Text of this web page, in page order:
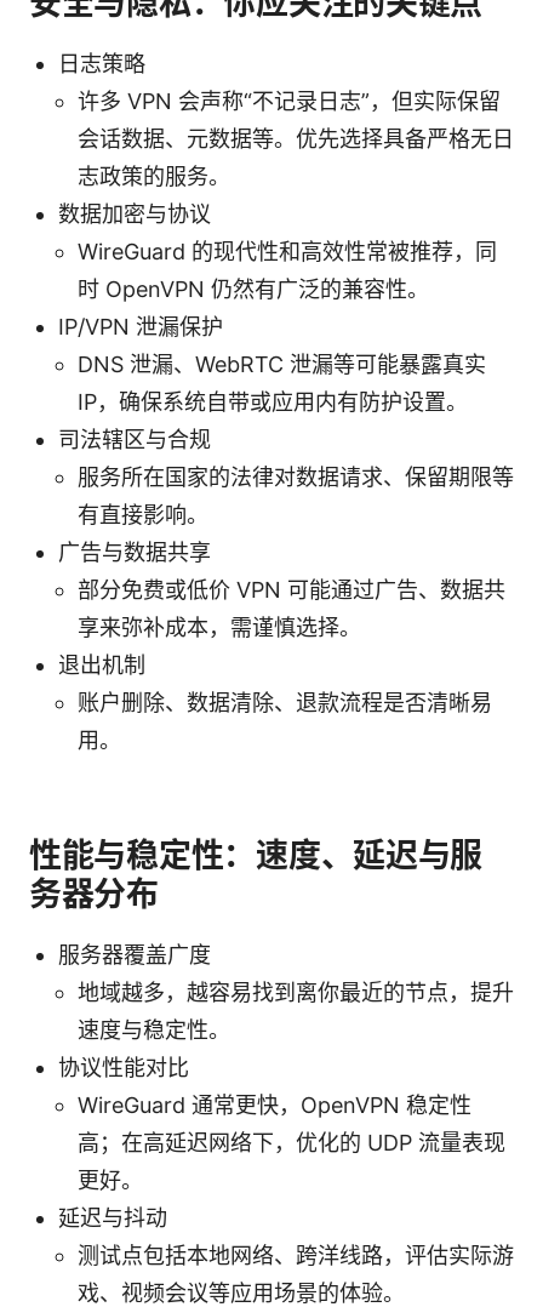
日志策略
许多 VPN 会声称“不记录日志”，但实际保留
会话数据、元数据等。优先选择具备严格无日
志政策的服务。
数据加密与协议
WireGuard 的现代性和高效性常被推荐，同
时 OpenVPN 仍然有广泛的兼容性。
IP/VPN 泄漏保护
DNS 泄漏、WebRTC 泄漏等可能暴露真实
IP，确保系统自带或应用内有防护设置。
司法辖区与合规
服务所在国家的法律对数据请求、保留期限等
有直接影响。
广告与数据共享
部分免费或低价 VPN 可能通过广告、数据共
享来弥补成本，需谨慎选择。
退出机制
账户删除、数据清除、退款流程是否清晰易
用。
性能与稳定性：速度、延迟与服
务器分布
服务器覆盖广度
地域越多，越容易找到离你最近的节点，提升
速度与稳定性。
协议性能对比
WireGuard 通常更快，OpenVPN 稳定性
高；在高延迟网络下，优化的 UDP 流量表现
更好。
延迟与抖动
测试点包括本地网络、跨洋线路，评估实际游
戏、视频会议等应用场景的体验。